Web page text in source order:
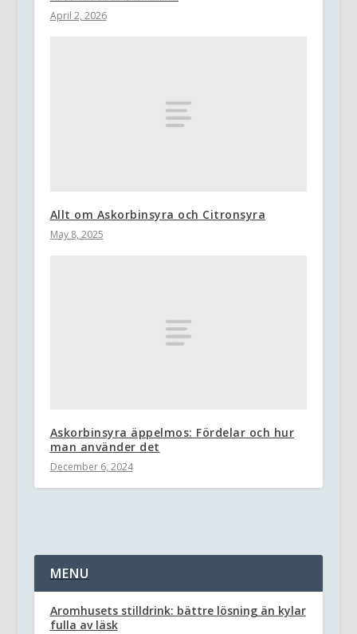
April 2, 2026
Allt om Askorbinsyra och Citronsyra
May 8, 2025
Askorbinsyra äppelmos: Fördelar och hur
man använder det
December 6, 2024
MENU
Aromhusets stilldrink: bättre lösning än kylar
fulla av läsk